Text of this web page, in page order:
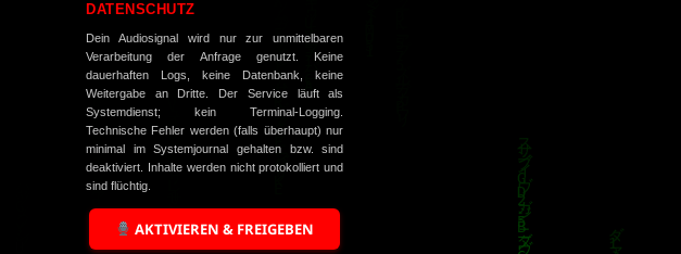
DATENSCHUTZ
Dein Audiosignal wird nur zur unmittelbaren
Verarbeitung der Anfrage genutzt. Keine
dauerhaften Logs, keine Datenbank, keine
Weitergabe an Dritte. Der Service läuft als
Systemdienst; kein Terminal-Logging.
Technische Fehler werden (falls überhaupt) nur
minimal im Systemjournal gehalten bzw. sind
deaktiviert. Inhalte werden nicht protokolliert und
sind flüchtig.
AKTIVIEREN & FREIGEBEN